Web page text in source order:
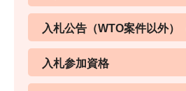
入札公告（WTO案件以外）
入札参加資格